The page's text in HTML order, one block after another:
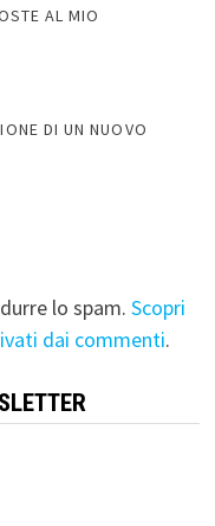
AL MIO
DI UN NUOVO
lo spam. Scopri
dai commenti.